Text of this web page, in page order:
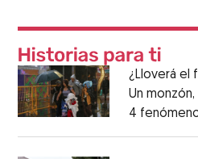
¿Lloverá el
Un
4